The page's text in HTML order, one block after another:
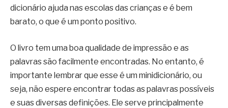
dicionário ajuda nas escolas das crianças e é bem
barato, o que é um ponto positivo.
O livro tem uma boa qualidade de impressão e as
palavras são facilmente encontradas. No entanto, é
importante lembrar que esse é um minidicionário, ou
seja, não espere encontrar todas as palavras possíveis
e suas diversas definições. Ele serve principalmente